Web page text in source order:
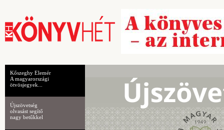
Kőszeghy Elemér
A magyarországi
ötvösjegyek...
Újszövetség
olvasást segítő
nagy betűkkel